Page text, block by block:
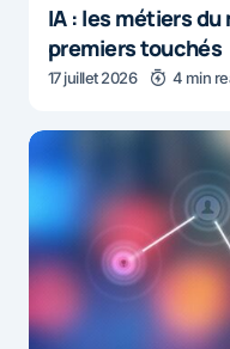
IA : les métiers
premiers touchés
17 juillet 2026 4 min